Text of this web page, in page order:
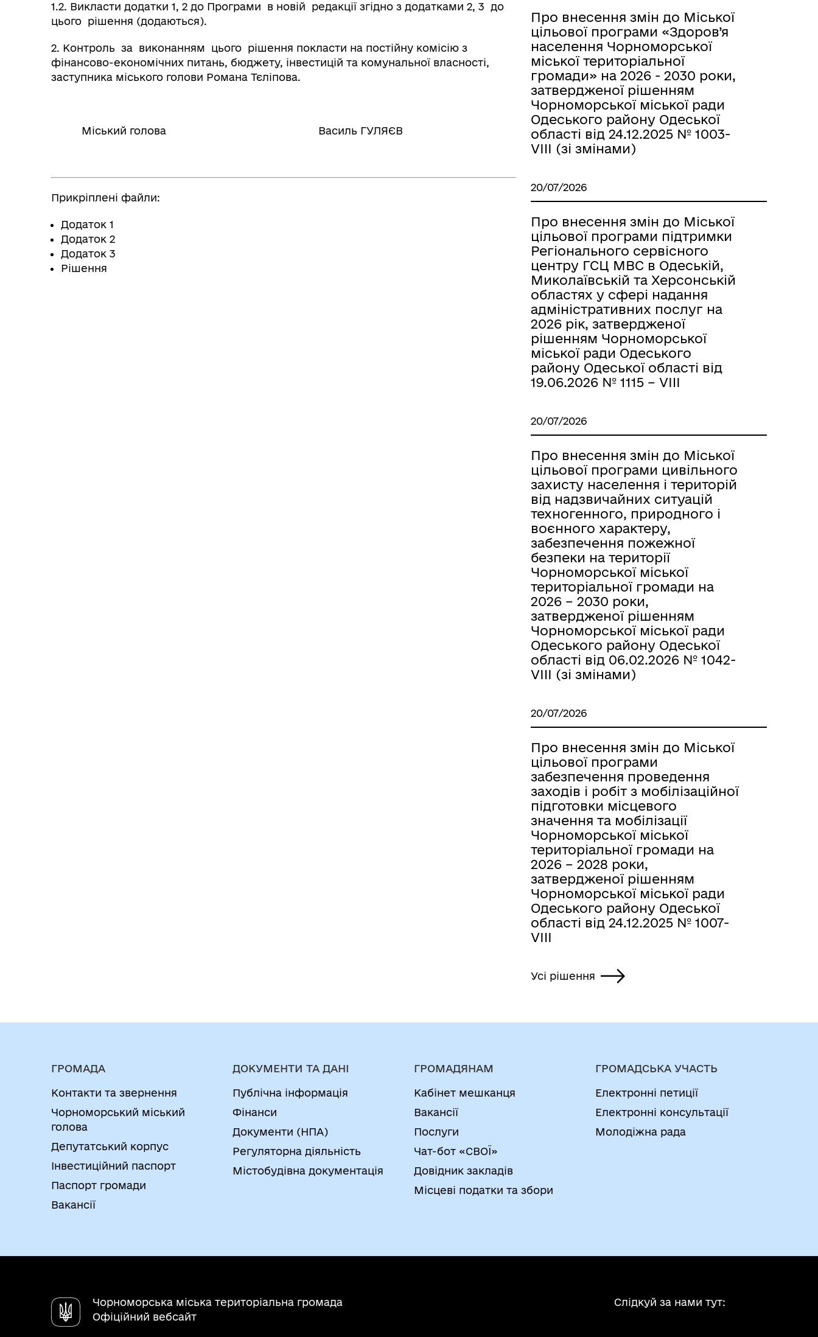
1.2. Викласти додатки 1, 2 до Програми в новій редакції згідно з додатками 2, 3 до
цього рішення (додаються).
2. Контроль за виконанням цього рішення покласти на постійну комісію з
фінансово-економічних питань, бюджету, інвестицій та комунальної власності,
заступника міського голови Романа Тєліпова.
Міський голова Василь ГУЛЯЄВ
Прикріплені файли:
Додаток 1
Додаток 2
Додаток 3
Рішення
Про внесення змін до Міської
цільової програми «Здоров’я
населення Чорноморської
міської територіальної
громади» на 2026 - 2030 роки,
затвердженої рішенням
Чорноморської міської ради
Одеського району Одеської
області від 24.12.2025 № 1003-
VIII (зі змінами)
20/07/2026
Про внесення змін до Міської
цільової програми підтримки
Регіонального сервісного
центру ГСЦ МВС в Одеській,
Миколаївській та Херсонській
областях у сфері надання
адміністративних послуг на
2026 рік, затвердженої
рішенням Чорноморської
міської ради Одеського
району Одеської області від
19.06.2026 № 1115 – VIII
20/07/2026
Про внесення змін до Міської
цільової програми цивільного
захисту населення і територій
від надзвичайних ситуацій
техногенного, природного і
воєнного характеру,
забезпечення пожежної
безпеки на території
Чорноморської міської
територіальної громади на
2026 – 2030 роки,
затвердженої рішенням
Чорноморської міської ради
Одеського району Одеської
області від 06.02.2026 № 1042-
VIII (зі змінами)
20/07/2026
Про внесення змін до Міської
цільової програми
забезпечення проведення
заходів і робіт з мобілізаційної
підготовки місцевого
значення та мобілізації
Чорноморської міської
територіальної громади на
2026 – 2028 роки,
затвердженої рішенням
Чорноморської міської ради
Одеського району Одеської
області від 24.12.2025 № 1007-
VIII
Усі рішення
ГРОМАДА
Контакти та звернення
Чорноморський міський
голова
Депутатський корпус
Інвестиційний паспорт
Паспорт громади
Вакансії
ДОКУМЕНТИ ТА ДАНІ
Публічна інформація
Фінанси
Документи (НПА)
Регуляторна діяльність
Містобудівна документація
ГРОМАДЯНАМ
Кабінет мешканця
Вакансії
Послуги
Чат-бот «СВОЇ»
Довідник закладів
Місцеві податки та збори
ГРОМАДСЬКА УЧАСТЬ
Електронні петиції
Електронні консультації
Молодіжна рада
Чорноморська міська територіальна громада
Офіційний вебсайт
Слідкуй за нами тут: